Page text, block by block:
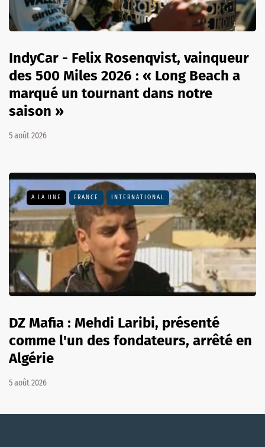
IndyCar - Felix Rosenqvist, vainqueur
des 500 Miles 2026 : « Long Beach a
marqué un tournant dans notre
saison »
5 août 2026
A LA UNE FRANCE INTERNATIONAL
DZ Mafia : Mehdi Laribi, présenté
comme l'un des fondateurs, arrêté en
Algérie
5 août 2026